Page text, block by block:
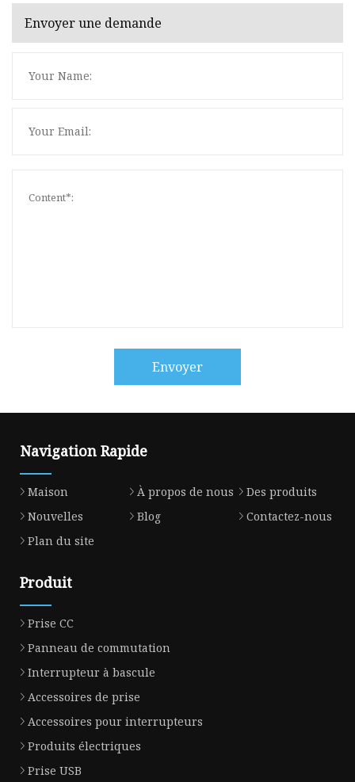
Envoyer une demande
Envoyer
Navigation Rapide
Maison À propos de nous
Des produits
Nouvelles
Blog
Contactez-nous
Plan du site
Produit
Prise CC
Panneau de commutation
Interrupteur à bascule
Accessoires de prise
Accessoires pour interrupteurs
Produits électriques
Prise USB